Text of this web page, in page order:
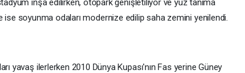
inşa edilirken, otopark genişletiliyor ve yüz tanıma
ise soyunma odaları modernize edilip saha zemini yenilendi.
yavaş ilerlerken 2010 Dünya Kupası'nın Fas yerine Güney